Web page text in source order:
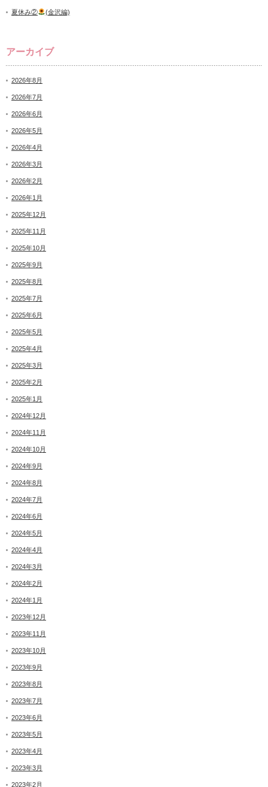
夏休み② (金沢編)
アーカイブ
2026年8月
2026年7月
2026年6月
2026年5月
2026年4月
2026年3月
2026年2月
2026年1月
2025年12月
2025年11月
2025年10月
2025年9月
2025年8月
2025年7月
2025年6月
2025年5月
2025年4月
2025年3月
2025年2月
2025年1月
2024年12月
2024年11月
2024年10月
2024年9月
2024年8月
2024年7月
2024年6月
2024年5月
2024年4月
2024年3月
2024年2月
2024年1月
2023年12月
2023年11月
2023年10月
2023年9月
2023年8月
2023年7月
2023年6月
2023年5月
2023年4月
2023年3月
2023年2月